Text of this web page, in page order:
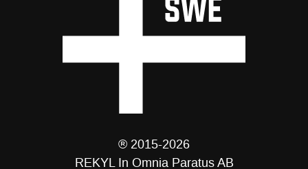
® 2015-2026
REKYL In Omnia Paratus AB